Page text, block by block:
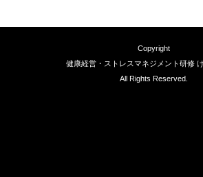
Copyright
健康経営・ストレスマネジメント研修
All Rights Reserved.